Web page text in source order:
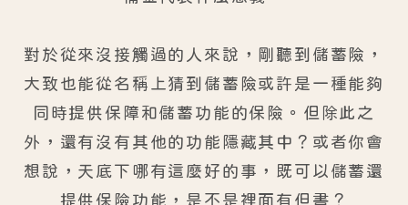
對於從來沒接觸過的人來說，剛聽到儲蓄險，
大致也能從名稱上猜到儲蓄險或許是一種能夠
同時提供保障和儲蓄功能的保險。但除此之
外，還有沒有其他的功能隱藏其中？或者你會
想說，天底下哪有這麼好的事，既可以儲蓄還
提供保險功能，是不是裡面有但書？